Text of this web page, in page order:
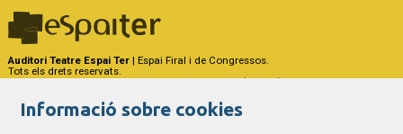
Auditori Teatre Espai Ter | Espai Firal i de Congressos.
Tots els drets reservats.
Carrer del Riu Ter, 29 - 17257 Torroella de Montgrí (Girona)
Informació sobre cookies